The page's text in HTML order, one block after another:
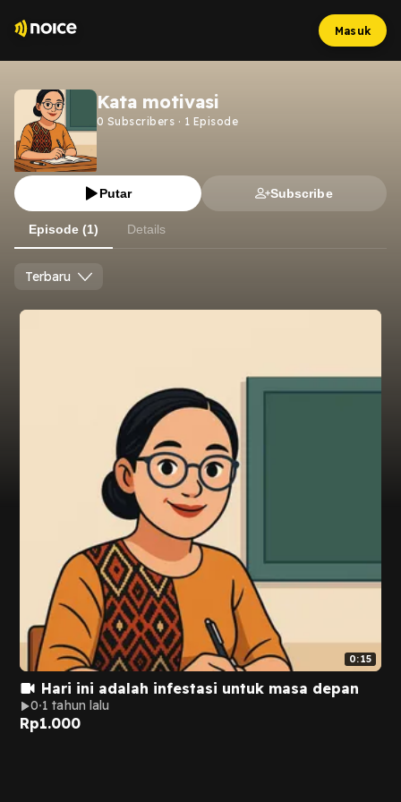
Masuk
Kata motivasi
0 Subscribers · 1 Episode
Putar Subscribe
Episode (1) Details
Terbaru
0:15
Hari ini adalah infestasi untuk masa depan
0 1 tahun lalu
Rp1.000